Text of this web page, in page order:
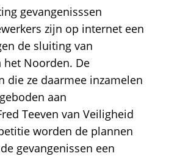
gevangenisssen
zijn op internet een
de sluiting van
het Noorden. De
die ze daarmee inzamelen
aan
Teeven van Veiligheid
worden de plannen
gevangenissen een